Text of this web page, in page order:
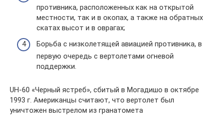
противника, расположенных как на открытой
местности, так и в окопах, а также на обратных
скатах высот и в оврагах;
Борьба с низколетящей авиацией противника, в
первую очередь с вертолетами огневой
поддержки.
UH-60 «Черный ястреб», сбитый в Могадишо в октябре
1993 г. Американцы считают, что вертолет был
уничтожен выстрелом из гранатомета